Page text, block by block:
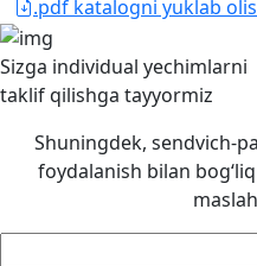
.pdf katalogni yuklab
Sizga individual yechimlarni
taklif qilishga tayyormiz
Shuningdek, sendvich-
foydalanish bilan